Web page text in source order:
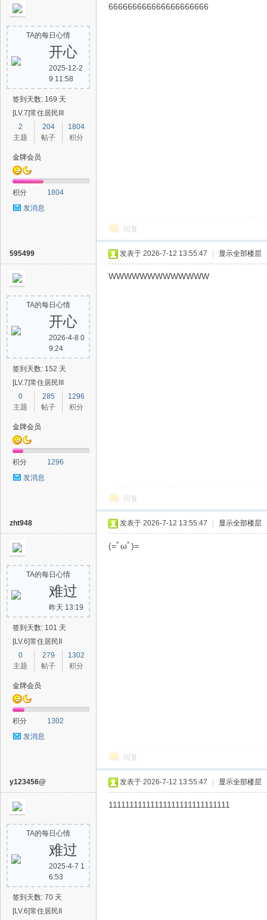
TA的每日心情
开心
2025-12-2
9 11:58
签到天数: 169 天
[LV.7]常住居民III
2
主题
204
帖子
1804
积分
金牌会员
积分
1804
发消息
666666666666666666666
回复
595499
TA的每日心情
开心
2026-4-8 0
9:24
签到天数: 152 天
[LV.7]常住居民III
0
主题
285
帖子
1296
积分
金牌会员
积分
1296
发消息
发表于 2026-7-12 13:55:47 显示全部楼层
WWWWWWWWWWWWW
回复
zht948
TA的每日心情
难过
昨天 13:19
签到天数: 101 天
[LV.6]常住居民II
0
主题
279
帖子
1302
积分
金牌会员
积分
1302
发消息
发表于 2026-7-12 13:55:47 显示全部楼层
(=ﾟωﾟ)=
回复
y123456@
TA的每日心情
难过
2025-4-7 1
6:53
签到天数: 70 天
[LV.6]常住居民II
发表于 2026-7-12 13:55:47 显示全部楼层
11111111111111111111111111111